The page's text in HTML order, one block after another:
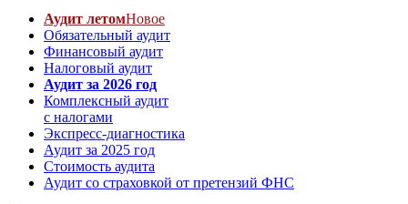
Аудит летомНовое
Обязательный аудит
Финансовый аудит
Налоговый аудит
Аудит за 2026 год
Комплексный аудит
с налогами
Экспресс-диагностика
Аудит за 2025 год
Стоимость аудита
Аудит со страховкой от претензий ФНС